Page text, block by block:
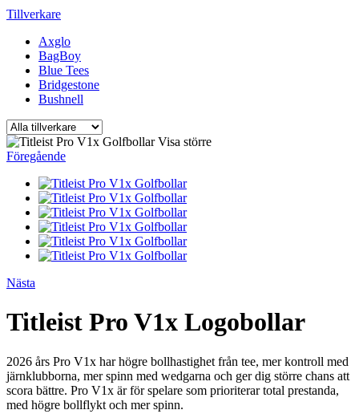
Tillverkare
Axglo
BagBoy
Blue Tees
Bridgestone
Bushnell
Visa större
Föregående
Nästa
Titleist Pro V1x Logobollar
2026 års Pro V1x har högre bollhastighet från tee, mer kontroll med
järnklubborna, mer spinn med wedgarna och ger dig större chans att
scora bättre. Pro V1x är för spelare som prioriterar total prestanda,
med högre bollflykt och mer spinn.